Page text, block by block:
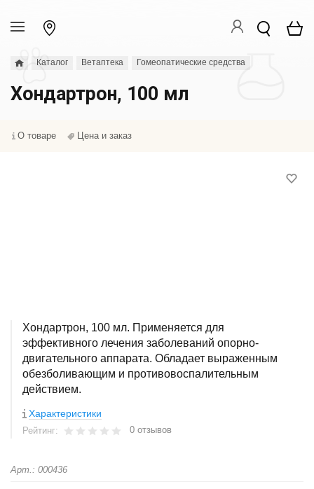
Каталог Ветаптека Гомеопатические средства
Хондартрон, 100 мл
О товаре Цена и заказ
Хондартрон, 100 мл. Применяется для
эффективного лечения заболеваний опорно-
двигательного аппарата. Обладает выраженным
обезболивающим и противовоспалительным
действием.
Характеристики
Рейтинг: 0 отзывов
Арт.: 000436